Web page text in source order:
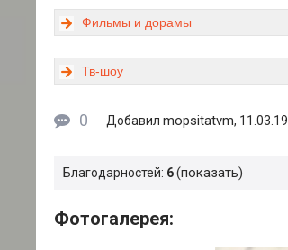
Фильмы и дорамы
Тв-шоу
0 Добавил mopsitatvm, 11.03.19
Благодарностей: 6 показать
Фотогалерея: